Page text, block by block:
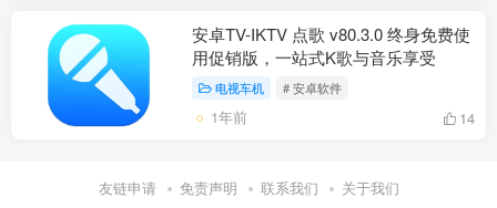
安卓TV-IKTV 点歌 v80.3.0 终身免费使
用促销版，一站式K歌与音乐享受
电视车机 # 安卓软件
1年前 14
友链申请 免责声明 联系我们 关于我们